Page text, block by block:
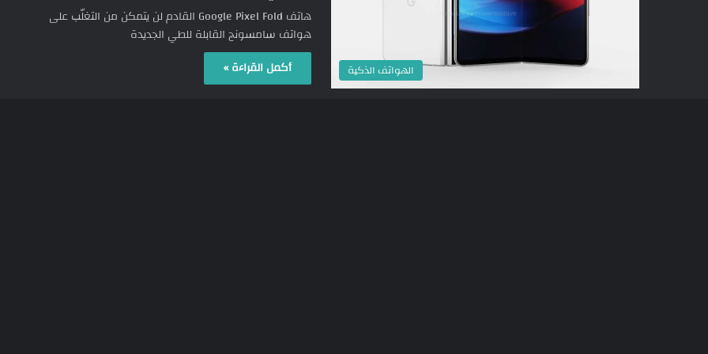
الهواتف الذكية
هاتف Google Pixel Fold القادم لن يتمكن من التغلّب على
هواتف سامسونج القابلة للطي الجديدة
أكمل القراءة »